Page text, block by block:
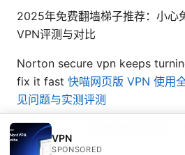
2025年免费翻墙梯子推荐：小心
VPN评测与对比
Norton secure vpn keeps
fix it fast 快喵网页版 VPN 使用
见问题与实测评测
四 叶 草 vpn 电脑 版 使用指南
与购买建议
VPN
SPONSORED